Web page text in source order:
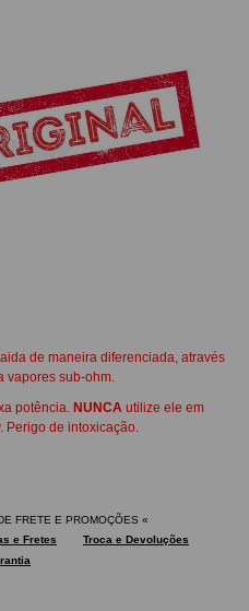
de maneira diferenciada, através
vapores sub-ohm.
potência. NUNCA utilize ele em
Perigo de intoxicação.
FRETE E PROMOÇÕES «
e Fretes
Troca e Devoluções